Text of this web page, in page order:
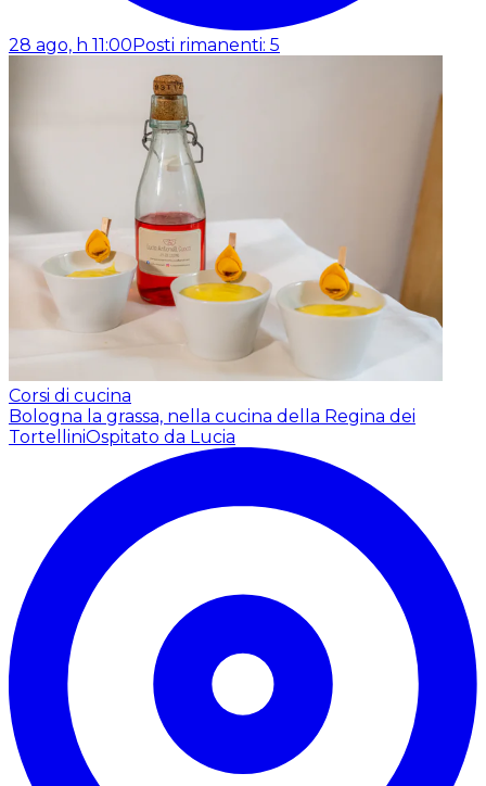
28 ago, h 11:00Posti rimanenti: 5
Corsi di cucina
Bologna la grassa, nella cucina della Regina dei
TortelliniOspitato da Lucia